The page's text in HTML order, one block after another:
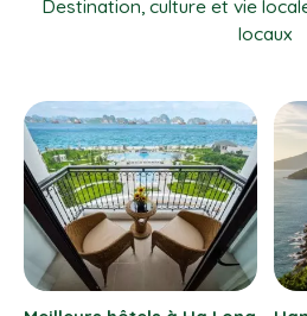
Destination, culture et vie
locaux